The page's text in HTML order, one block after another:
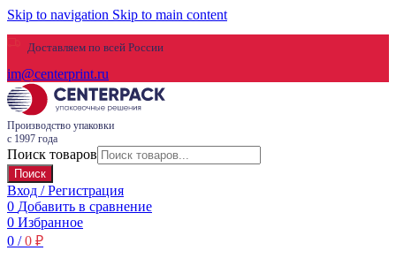
Skip to navigation Skip to main content
Доставляем по всей России
im@centerprint.ru
Производство упаковки
с 1997 года
Поиск товаров
Поиск
Вход / Регистрация
0 Добавить в сравнение
0 Избранное
0 / 0 ₽